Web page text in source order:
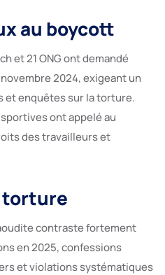
au boycott
et 21 ONG ont demandé
2024, exigeant un
et enquêtes sur la torture.
ont appelé au
des travailleurs et
torture
contraste fortement
en 2025, confessions
et violations systématiques